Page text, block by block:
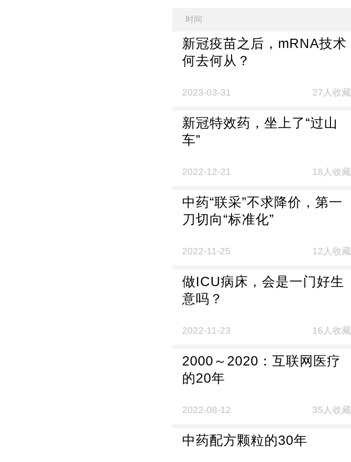
时间
新冠疫苗之后，mRNA技术
何去何从？
2023-03-31 27人收藏
新冠特效药，坐上了“过山
车”
2022-12-21 18人收藏
中药“联采”不求降价，第一
刀切向“标准化”
2022-11-25 12人收藏
做ICU病床，会是一门好生
意吗？
2022-11-23 16人收藏
2000～2020：互联网医疗
的20年
2022-08-12 35人收藏
中药配方颗粒的30年